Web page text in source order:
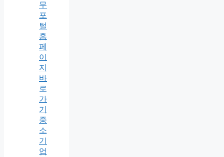
무
포
털
홈
페
이
지
바
로
가
기
중
소
기
업